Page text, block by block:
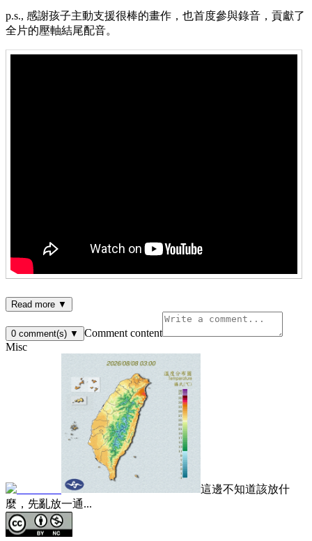
p.s., 感謝孩子主動支援很棒的畫作，也首度參與錄音，貢獻了
全片的壓軸結尾配音。
Read more ▼
0 comment(s) ▼
Comment content
Misc
這邊不知道該放什
麼，先亂放一通...